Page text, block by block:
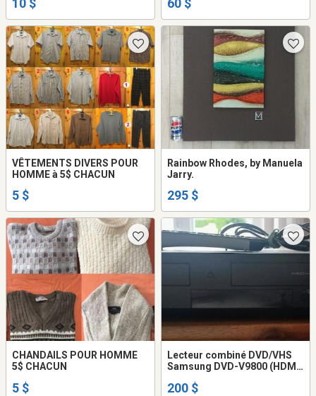
10 $ 60 $
VÊTEMENTS DIVERS POUR
HOMME à 5$ CHACUN
5 $
Rainbow Rhodes, by Manuela
Jarry.
295 $
CHANDAILS POUR HOMME
5$ CHACUN
5 $
Lecteur combiné DVD/VHS
Samsung DVD-V9800 (HDMI,
200 $